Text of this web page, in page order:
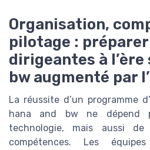
Organisation,
pilotage :
dirigeantes à l’ère
bw augmenté par
La réussite d’un programme
hana and bw ne dépend
technologie, mais aussi de
compétences. Les